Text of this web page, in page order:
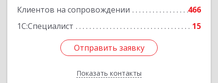
Клиентов на сопровождении
466
1С:Специалист
15
Отправить заявку
Показать контакты
Подробнее
Отправить заявку
Назад